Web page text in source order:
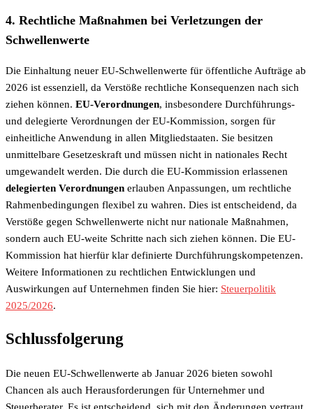
4. Rechtliche Maßnahmen bei Verletzungen der
Schwellenwerte
Die Einhaltung neuer EU-Schwellenwerte für öffentliche Aufträge ab
2026 ist essenziell, da Verstöße rechtliche Konsequenzen nach sich
ziehen können. EU-Verordnungen, insbesondere Durchführungs-
und delegierte Verordnungen der EU-Kommission, sorgen für
einheitliche Anwendung in allen Mitgliedstaaten. Sie besitzen
unmittelbare Gesetzeskraft und müssen nicht in nationales Recht
umgewandelt werden. Die durch die EU-Kommission erlassenen
delegierten Verordnungen erlauben Anpassungen, um rechtliche
Rahmenbedingungen flexibel zu wahren. Dies ist entscheidend, da
Verstöße gegen Schwellenwerte nicht nur nationale Maßnahmen,
sondern auch EU-weite Schritte nach sich ziehen können. Die EU-
Kommission hat hierfür klar definierte Durchführungskompetenzen.
Weitere Informationen zu rechtlichen Entwicklungen und
Auswirkungen auf Unternehmen finden Sie hier: Steuerpolitik
2025/2026.
Schlussfolgerung
Die neuen EU-Schwellenwerte ab Januar 2026 bieten sowohl
Chancen als auch Herausforderungen für Unternehmer und